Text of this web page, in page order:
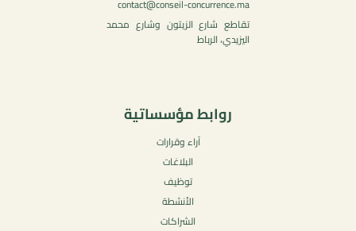
contact@conseil-concurrence.ma
تقاطع شارع الزيتون وشارع محمد
اليزيدي، الرباط
روابط مؤسساتية
آراء وقرارات
البلاغات
توظيف
الأنشطة
الشراكات